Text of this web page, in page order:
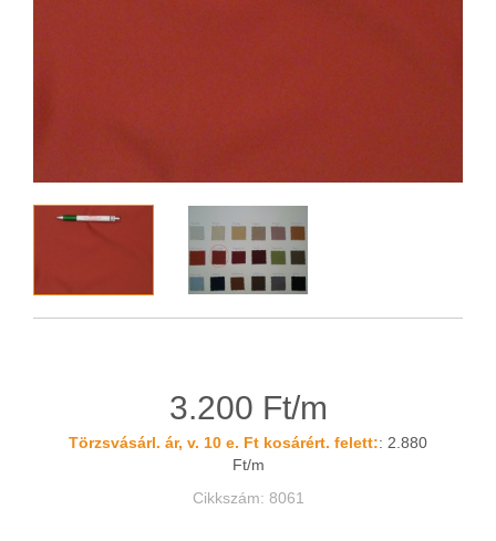
3.200 Ft/m
Törzsvásárl. ár, v. 10 e. Ft kosárért. felett:: 2.880
Ft/m
Cikkszám: 8061